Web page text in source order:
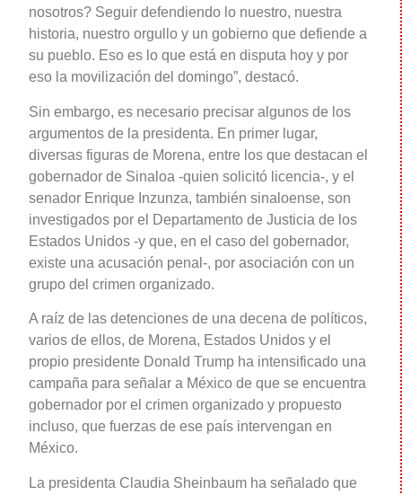
nosotros? Seguir defendiendo lo nuestro, nuestra
historia, nuestro orgullo y un gobierno que defiende a
su pueblo. Eso es lo que está en disputa hoy y por
eso la movilización del domingo”, destacó.
Sin embargo, es necesario precisar algunos de los
argumentos de la presidenta. En primer lugar,
diversas figuras de Morena, entre los que destacan el
gobernador de Sinaloa -quien solicitó licencia-, y el
senador Enrique Inzunza, también sinaloense, son
investigados por el Departamento de Justicia de los
Estados Unidos -y que, en el caso del gobernador,
existe una acusación penal-, por asociación con un
grupo del crimen organizado.
A raíz de las detenciones de una decena de políticos,
varios de ellos, de Morena, Estados Unidos y el
propio presidente Donald Trump ha intensificado una
campaña para señalar a México de que se encuentra
gobernador por el crimen organizado y propuesto
incluso, que fuerzas de ese país intervengan en
México.
La presidenta Claudia Sheinbaum ha señalado que